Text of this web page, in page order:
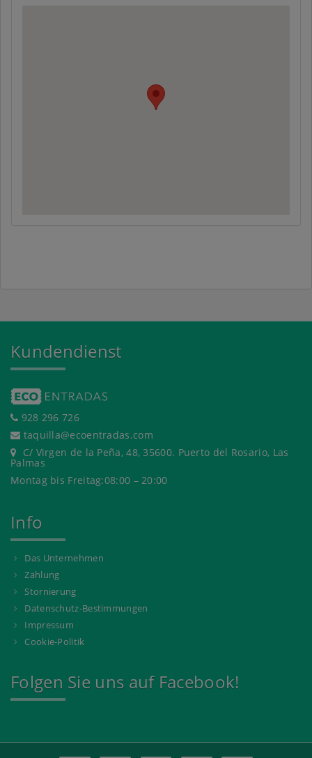
Kundendienst
928 296 726
taquilla@ecoentradas.com
C/ Virgen de la Peña, 48, 35600. Puerto del Rosario, Las
Palmas
Montag bis Freitag:08:00 – 20:00
Info
Das Unternehmen
Zahlung
Stornierung
Datenschutz-Bestimmungen
Impressum
Cookie-Politik
Folgen Sie uns auf Facebook!